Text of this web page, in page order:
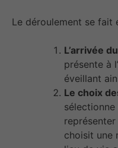
Le déroulement se fait
L’arrivée
présente à
éveillant
Le choix
représenter
choisit une